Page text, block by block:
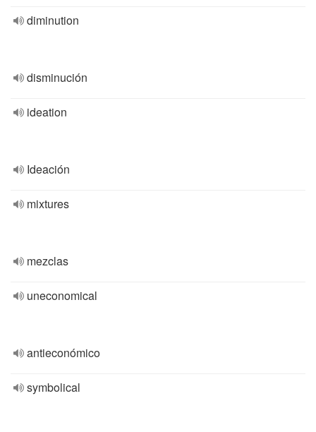
diminution
disminución
ideation
Ideación
mixtures
mezclas
uneconomical
antieconómico
symbolical